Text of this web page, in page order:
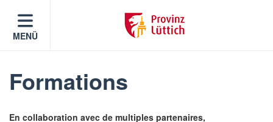
MENÜ
Formations
En collaboration avec de multiples partenaires,